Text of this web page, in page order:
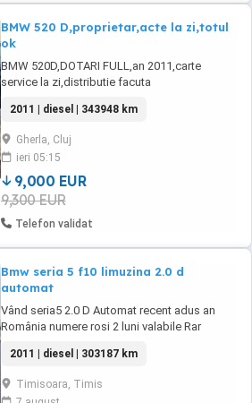
BMW 520 D,proprietar,acte la zi,totul
ok
BMW 520D,DOTARI FULL,an 2011,carte
service la zi,distributie facuta
2011 | diesel | 343948 km
Gherla, Cluj
ieri 05:15
9,000 EUR
9,300 EUR
Telefon validat
Bmw seria 5 f10 limuzina 2.0 d
automat
Vând seria5 2.0 D Automat recent adus an
România numere rosi 2 luni valabile Rar
disponibilă imediat Farurile bixenon Interior
piele crem Ancalzire scaune fata volan sport
pilot automat Anvelope bune de iarnă m&s 2
2011 | diesel | 303187 km
Timisoara, Timis